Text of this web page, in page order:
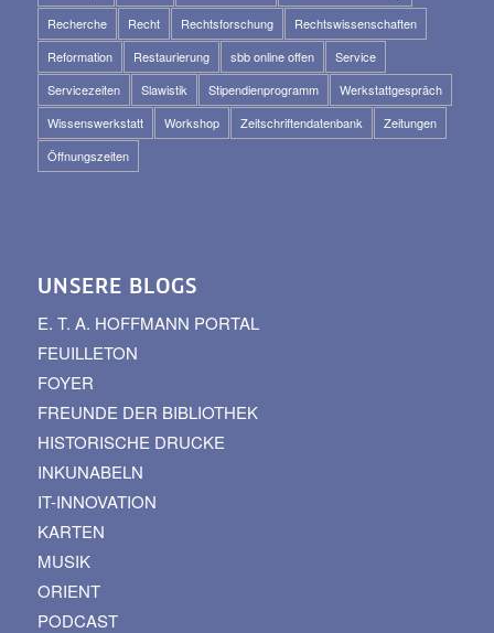
Recherche
Recht Rechtsforschung
Rechtswissenschaften
Reformation
Restaurierung sbb online offen
Service
Servicezeiten
Slawistik Stipendienprogramm
Werkstattgespräch
Wissenswerkstatt
Workshop Zeitschriftendatenbank
Zeitungen
Öffnungszeiten
UNSERE BLOGS
E. T. A. HOFFMANN PORTAL
FEUILLETON
FOYER
FREUNDE DER BIBLIOTHEK
HISTORISCHE DRUCKE
INKUNABELN
IT-INNOVATION
KARTEN
MUSIK
ORIENT
PODCAST